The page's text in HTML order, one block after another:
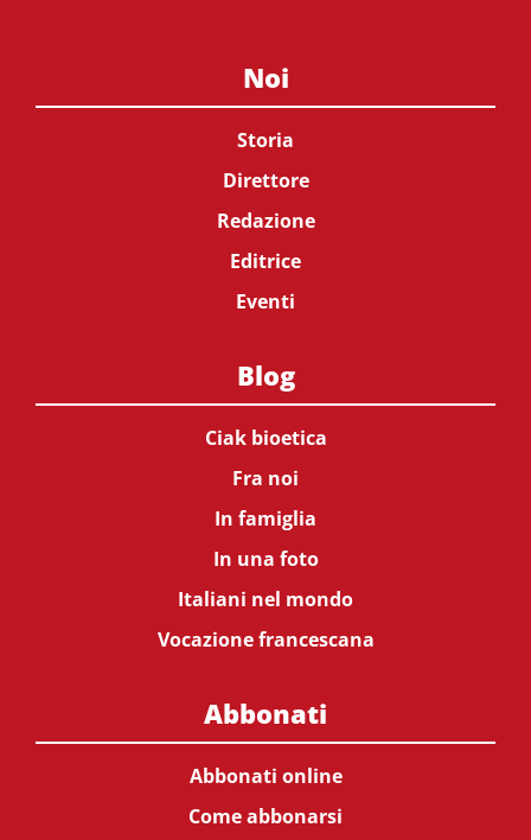
Noi
Storia
Direttore
Redazione
Editrice
Eventi
Blog
Ciak bioetica
Fra noi
In famiglia
In una foto
Italiani nel mondo
Vocazione francescana
Abbonati
Abbonati online
Come abbonarsi